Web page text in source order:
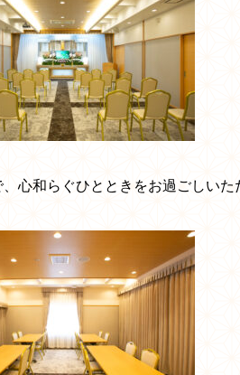
心和らぐひとときをお過ごしいた